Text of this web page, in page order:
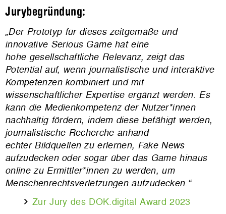
Jurybegründung:
„Der Prototyp für dieses zeitgemäße und
innovative Serious Game hat eine
hohe gesellschaftliche Relevanz, zeigt das
Potential auf, wenn journalistische und interaktive
Kompetenzen kombiniert und mit
wissenschaftlicher Expertise ergänzt werden. Es
kann die Medienkompetenz der Nutzer*innen
nachhaltig fördern, indem diese befähigt werden,
journalistische Recherche anhand
echter Bildquellen zu erlernen, Fake News
aufzudecken oder sogar über das Game hinaus
online zu Ermittler*innen zu werden, um
Menschenrechtsverletzungen aufzudecken.“
Zur Jury des DOK.digital Award 2023